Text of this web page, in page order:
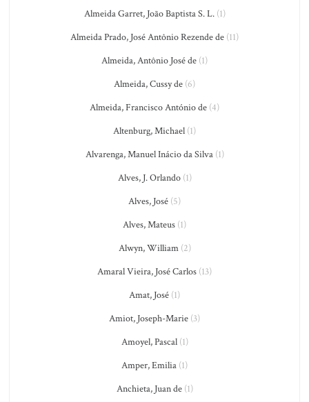
Almeida Garret, João Baptista S. L.(1)
Almeida Prado, José Antônio Rezende de (11)
Almeida, Antônio José de (1)
Almeida, Cussy de (6)
Almeida, Francisco António de (4)
Altenburg, Michael (1)
Alvarenga, Manuel Inácio da Silva(1)
Alves, J. Orlando(1)
Alves, José (5)
Alves, Mateus (1)
Alwyn, William(2)
Amaral Vieira, José Carlos (13)
Amat, José (1)
Amiot, Joseph-Marie (3)
Amoyel, Pascal(1)
Amper, Emilia (1)
Anchieta, Juan de(1)